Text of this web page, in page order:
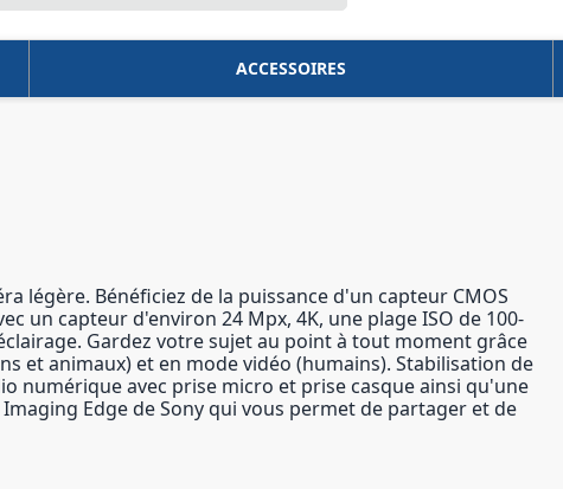
ACCESSOIRES
légère. Bénéficiez de la puissance d'un capteur CMOS
un capteur d'environ 24 Mpx, 4K, une plage ISO de 100-
Gardez votre sujet au point à tout moment grâce
et animaux) et en mode vidéo (humains). Stabilisation de
numérique avec prise micro et prise casque ainsi qu'une
Edge de Sony qui vous permet de partager et de